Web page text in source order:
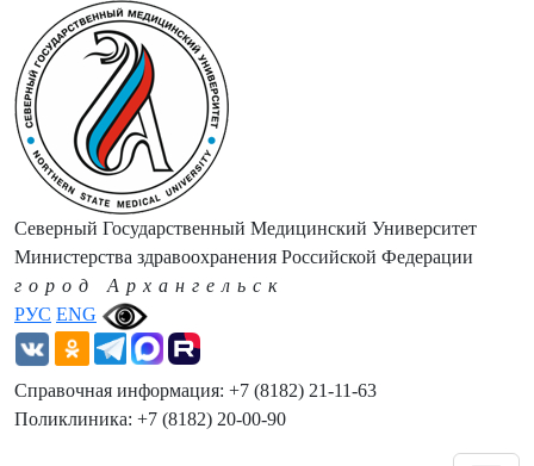
РУС ENG
Северный Государственный Медицинский Университет
Министерства здравоохранения Российской Федерации
город Архангельск
Справочная информация: +7 (8182) 21-11-63
Поликлиника: +7 (8182) 20-00-90